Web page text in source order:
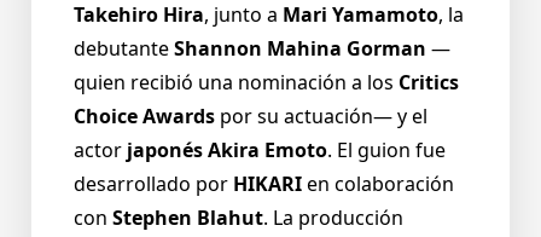
Takehiro Hira, junto a Mari Yamamoto, la
debutanteShannon Mahina Gorman —
quien recibió una nominación a los Critics
Choice Awards por su actuación— y el
actor japonés Akira Emoto. El guion fue
desarrollado por HIKARIen colaboración
con Stephen Blahut. La producción